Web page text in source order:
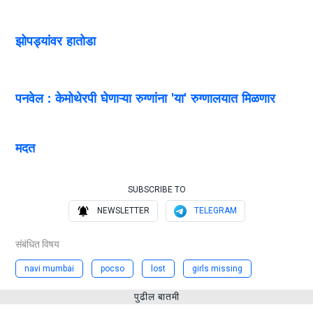
झोपड्यांवर हातोडा
पनवेल : केमोथेरपी घेणाऱ्या रुग्णांना 'या' रुग्णालयात मिळणार
मदत
SUBSCRIBE TO
NEWSLETTER TELEGRAM
संबंधित विषय
navi mumbai pocso lost girls missing
पुढील बातमी